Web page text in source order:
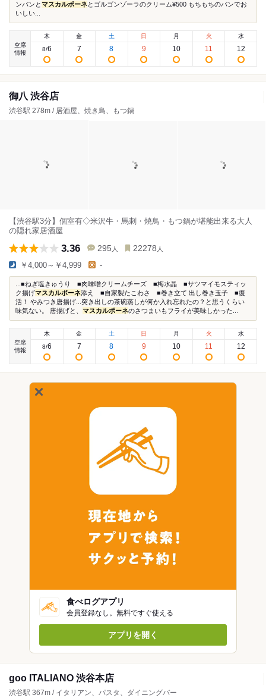
ンパンとマスカルポーネとゴルゴンゾーラのクリーム¥500 もちもちのパンでお
いしい...
空席
情報
木
8/6
金
7
土
8
日
9
月
10
火
11
水
12
御八 渋谷店
渋谷駅 278m / 居酒屋、焼き鳥、もつ鍋
【渋谷駅3分】個室有◇米沢牛・馬刺・焼鳥・もつ鍋が堪能出来る大人
の隠れ家居酒屋
3.36 295 人 22278 人
￥4,000～￥4,999 -
...■ねぎ塩きゅうり ■肉味噌クリームチーズ ■梅水晶 ■サツマイモスティッ
ク揚げマスカルポーネ添え ■自家製たこわさ ■巻き立て 出し巻き玉子 ■復
活！ やみつき唐揚げ...突き出しの茶碗蒸しが何か入れ忘れたの？と思うくらい
味気ない。 唐揚げと、 マスカルポーネのさつまいもフライが美味しかった...
空席
情報
木
8/6
金
7
土
8
日
9
月
10
火
11
水
12
食べログアプリ
会員登録なし。無料ですぐ使える
アプリを開く
goo ITALIANO 渋谷本店
渋谷駅 367m / イタリアン、パスタ、ダイニングバー